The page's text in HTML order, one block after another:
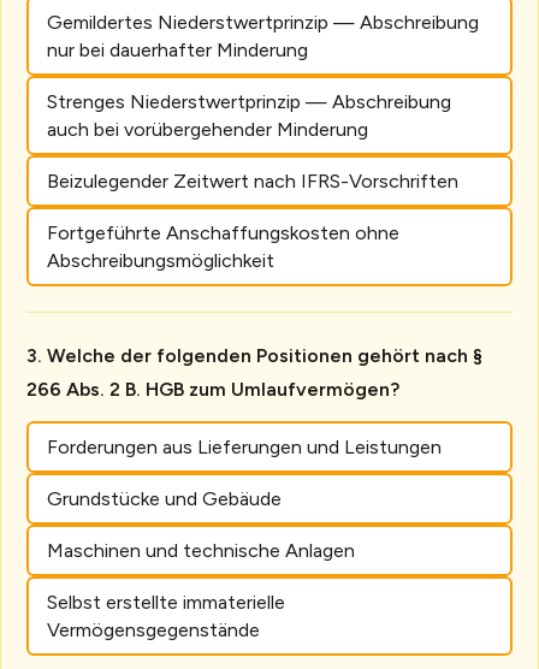
Gemildertes Niederstwertprinzip — Abschreibung
nur bei dauerhafter Minderung
Strenges Niederstwertprinzip — Abschreibung
auch bei vorübergehender Minderung
Beizulegender Zeitwert nach IFRS-Vorschriften
Fortgeführte Anschaffungskosten ohne
Abschreibungsmöglichkeit
Welche der folgenden Positionen gehört nach §
266 Abs. 2 B. HGB zum Umlaufvermögen?
Forderungen aus Lieferungen und Leistungen
Grundstücke und Gebäude
Maschinen und technische Anlagen
Selbst erstellte immaterielle
Vermögensgegenstände